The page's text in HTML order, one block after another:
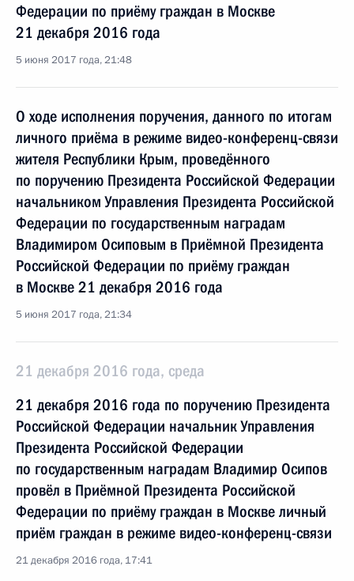
Федерации по приёму граждан в Москве
21 декабря 2016 года
5 июня 2017 года, 21:48
О ходе исполнения поручения, данного по итогам
личного приёма в режиме видео-конференц-связи
жителя Республики Крым, проведённого
по поручению Президента Российской Федерации
начальником Управления Президента Российской
Федерации по государственным наградам
Владимиром Осиповым в Приёмной Президента
Российской Федерации по приёму граждан
в Москве 21 декабря 2016 года
5 июня 2017 года, 21:34
21 декабря 2016 года, среда
21 декабря 2016 года по поручению Президента
Российской Федерации начальник Управления
Президента Российской Федерации
по государственным наградам Владимир Осипов
провёл в Приёмной Президента Российской
Федерации по приёму граждан в Москве личный
приём граждан в режиме видео-конференц-связи
21 декабря 2016 года, 17:41